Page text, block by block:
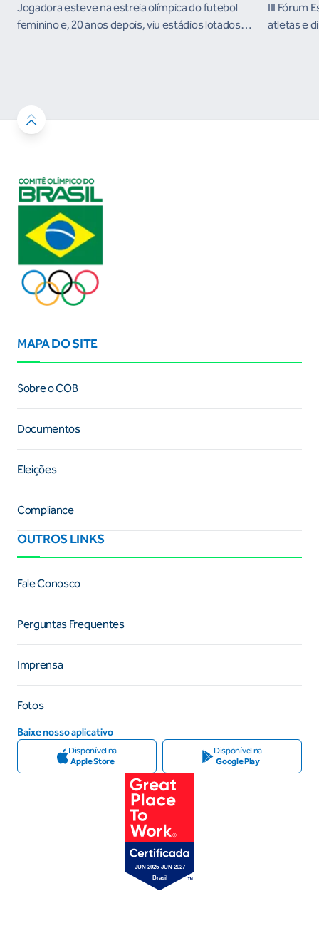
Jogadora esteve na estreia olímpica do futebol
feminino e, 20 anos depois, viu estádios lotados
III Fórum
atletas e
MAPA DO SITE
Sobre o COB
Documentos
Eleições
Compliance
OUTROS LINKS
Fale Conosco
Perguntas Frequentes
Imprensa
Fotos
Baixe nosso aplicativo
Disponível na
Apple Store
Disponível na
Google Play